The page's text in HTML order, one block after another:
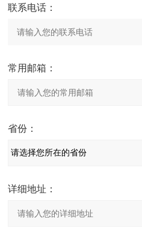
联系电话：
常用邮箱：
省份：
详细地址：